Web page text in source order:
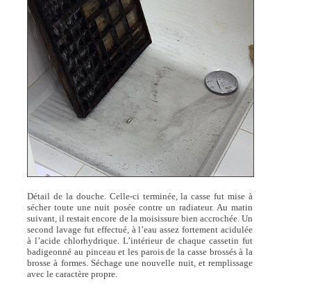
Détail de la douche. Celle-ci terminée, la casse fut mise à
sécher toute une nuit posée contre un radiateur. Au matin
suivant, il restait encore de la moisissure bien accrochée. Un
second lavage fut effectué, à l’eau assez fortement acidulée
à l’acide chlorhydrique. L’intérieur de chaque cassetin fut
badigeonné au pinceau et les parois de la casse brossés à la
brosse à formes. Séchage une nouvelle nuit, et remplissage
avec le caractère propre.